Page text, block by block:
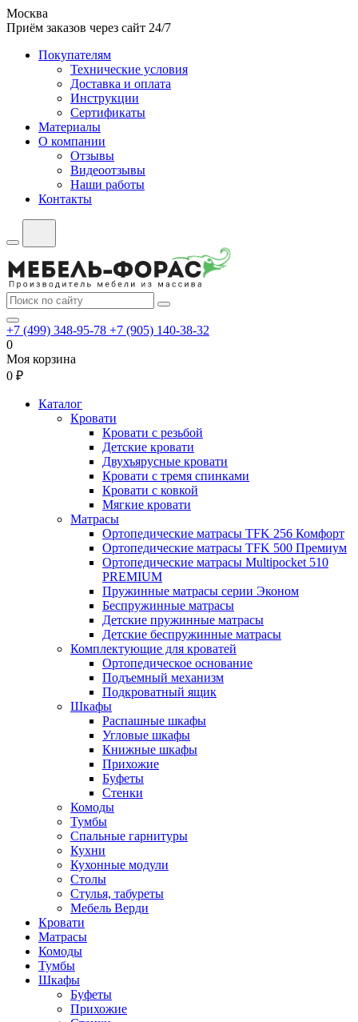
Москва
Приём заказов через сайт 24/7
Покупателям
Технические условия
Доставка и оплата
Инструкции
Сертификаты
Материалы
О компании
Отзывы
Видеоотзывы
Наши работы
Контакты
+7 (499) 348-95-78 +7 (905) 140-38-32
0
Моя корзина
0 ₽
Каталог
Кровати
Кровати с резьбой
Детские кровати
Двухъярусные кровати
Кровати с тремя спинками
Кровати с ковкой
Мягкие кровати
Матрасы
Ортопедические матрасы TFK 256 Комфорт
Ортопедические матрасы TFK 500 Премиум
Ортопедические матрасы Multipocket 510
PREMIUM
Пружинные матрасы серии Эконом
Беспружинные матрасы
Детские пружинные матрасы
Детские беспружинные матрасы
Комплектующие для кроватей
Ортопедическое основание
Подъемный механизм
Подкроватный ящик
Шкафы
Распашные шкафы
Угловые шкафы
Книжные шкафы
Прихожие
Буфеты
Стенки
Комоды
Тумбы
Спальные гарнитуры
Кухни
Кухонные модули
Столы
Стулья, табуреты
Мебель Верди
Кровати
Матрасы
Комоды
Тумбы
Шкафы
Буфеты
Прихожие